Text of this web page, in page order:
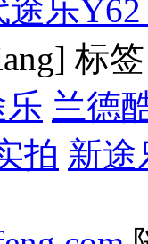
乐
标
兰德
拍 新途